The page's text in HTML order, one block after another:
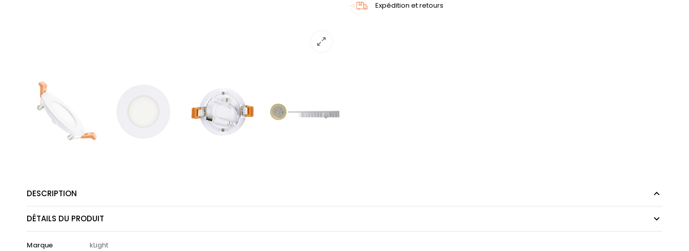
Expédition et retours
DESCRIPTION
DÉTAILS DU PRODUIT
Marque
kLight